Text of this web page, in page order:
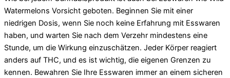
Watermelons Vorsicht geboten. Beginnen Sie mit einer
niedrigen Dosis, wenn Sie noch keine Erfahrung mit Esswaren
haben, und warten Sie nach dem Verzehr mindestens eine
Stunde, um die Wirkung einzuschätzen. Jeder Körper reagiert
anders auf THC, und es ist wichtig, die eigenen Grenzen zu
kennen. Bewahren Sie Ihre Esswaren immer an einem sicheren